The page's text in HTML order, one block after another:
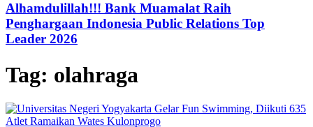
Alhamdulillah!!! Bank Muamalat Raih
Penghargaan Indonesia Public Relations Top
Leader 2026
Tag: olahraga